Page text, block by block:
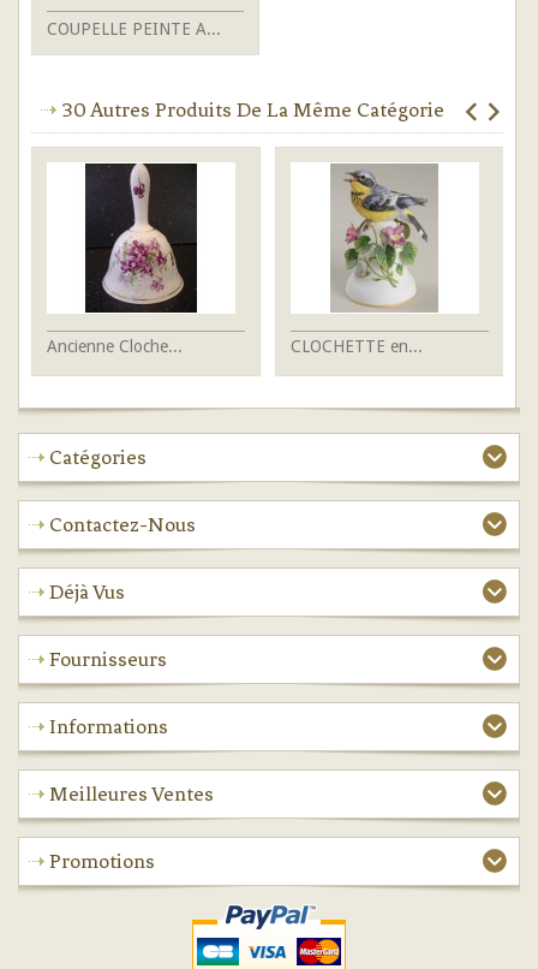
COUPELLE PEINTE A...
30 Autres Produits De La Même Catégorie
Ancienne Cloche... CLOCHETTE en...
Catégories
Contactez-Nous
Déjà Vus
Fournisseurs
Informations
Meilleures Ventes
Promotions